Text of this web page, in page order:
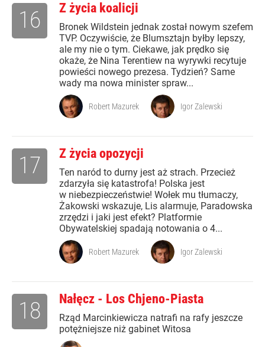
Z życia koalicji
Bronek Wildstein jednak został nowym szefem
TVP. Oczywiście, że Blumsztajn byłby lepszy,
ale my nie o tym. Ciekawe, jak prędko się
okaże, że Nina Terentiew na wyrywki recytuje
powieści nowego prezesa. Tydzień? Same
wady ma nowa minister spraw...
16
Robert Mazurek Igor Zalewski
Z życia opozycji
Ten naród to durny jest aż strach. Przecież
zdarzyła się katastrofa! Polska jest
w niebezpieczeństwie! Wołek mu tłumaczy,
Żakowski wskazuje, Lis alarmuje, Paradowska
zrzędzi i jaki jest efekt? Platformie
Obywatelskiej spadają notowania o 4...
17
Robert Mazurek Igor Zalewski
Nałęcz - Los Chjeno-Piasta
Rząd Marcinkiewicza natrafi na rafy jeszcze
potężniejsze niż gabinet Witosa
18